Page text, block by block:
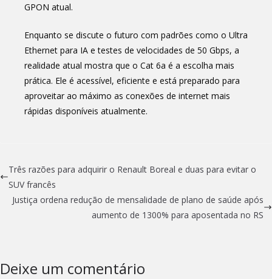
GPON atual.
Enquanto se discute o futuro com padrões como o Ultra
Ethernet para IA e testes de velocidades de 50 Gbps, a
realidade atual mostra que o Cat 6a é a escolha mais
prática. Ele é acessível, eficiente e está preparado para
aproveitar ao máximo as conexões de internet mais
rápidas disponíveis atualmente.
Três razões para adquirir o Renault Boreal e duas para evitar o
SUV francês
Justiça ordena redução de mensalidade de plano de saúde após
aumento de 1300% para aposentada no RS
Deixe um comentário